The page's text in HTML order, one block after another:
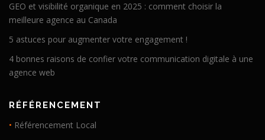
GEO et visibilité organique en 2025 : comment choisir la
meilleure agence au Canada
5 astuces pour augmenter votre engagement !
4 bonnes raisons de confier votre communication digitale à une
agence web
RÉFÉRENCEMENT
• Référencement Local